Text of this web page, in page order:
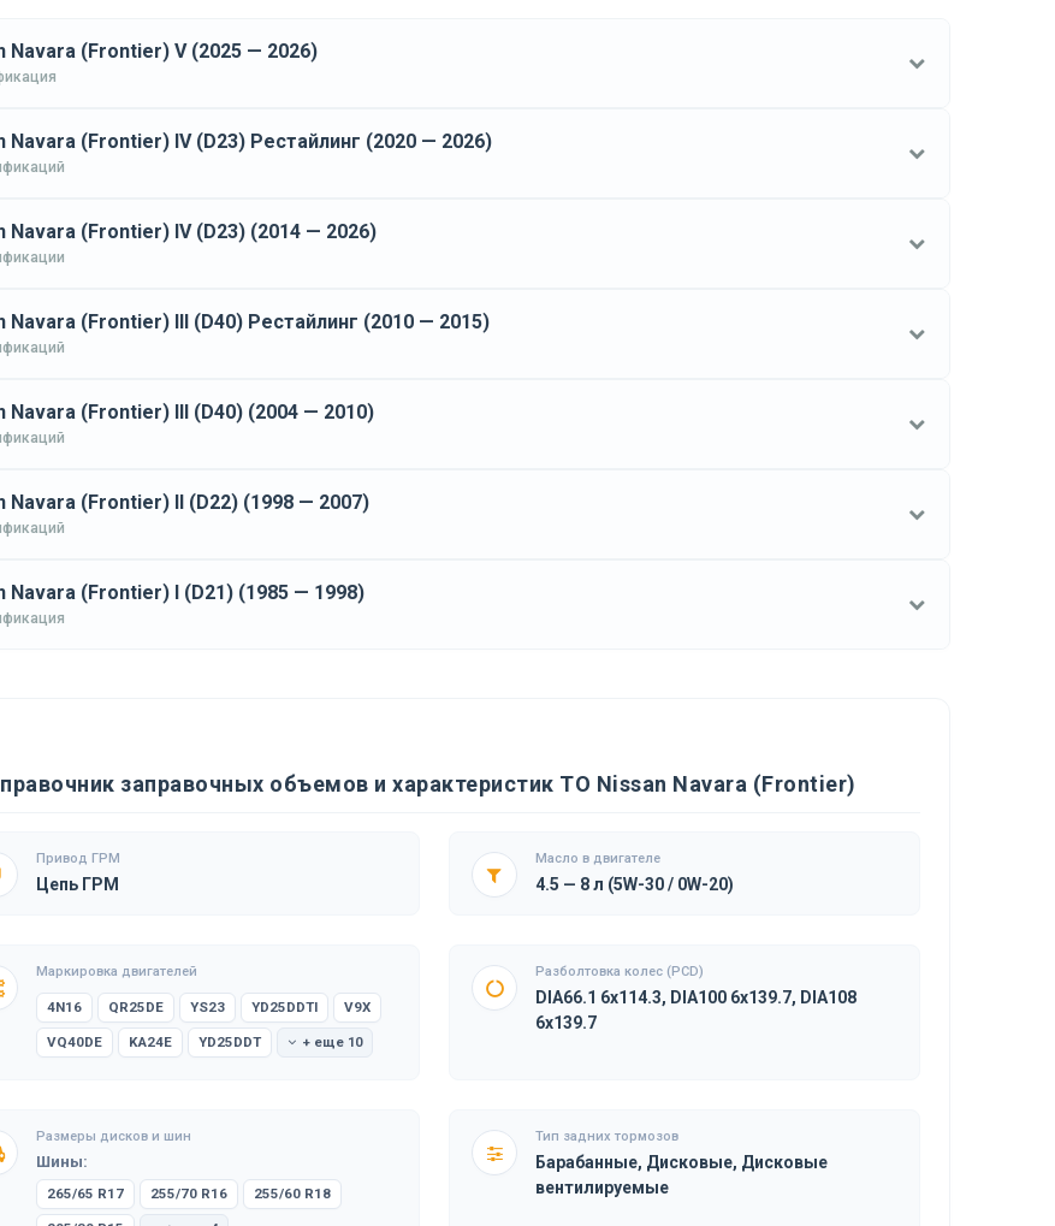
Navara (Frontier) V (2025 — 2026)
Navara (Frontier) IV (D23) Рестайлинг (2020 — 2026)
Navara (Frontier) IV (D23) (2014 — 2026)
Navara (Frontier) III (D40) Рестайлинг (2010 — 2015)
Navara (Frontier) III (D40) (2004 — 2010)
Navara (Frontier) II (D22) (1998 — 2007)
Navara (Frontier) I (D21) (1985 — 1998)
заправочных объемов и характеристик ТО Nissan Navara (Frontier)
Привод ГРМ
Цепь ГРМ
Масло в двигателе
4.5 — 8 л (5W-30 / 0W-20)
Маркировка двигателей
4N16 QR25DE YS23 YD25DDTI V9X
VQ40DE KA24E YD25DDT + еще 10
Разболтовка колес (PCD)
DIA66.1 6x114.3, DIA100 6x139.7, DIA108
6x139.7
Размеры дисков и шин
Шины:
265/65 R17 255/70 R16 255/60 R18
Тип задних тормозов
Барабанные, Дисковые, Дисковые
вентилируемые